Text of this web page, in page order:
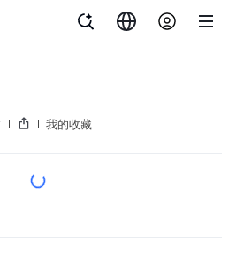
我的收藏